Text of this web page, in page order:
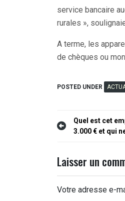
service bancaire
rurales »,
A terme, les
de chèques ou
POSTED UNDER
Navigation
l’article
Quel est cet
3.000 € et qui
Laisser un
Votre adresse e-